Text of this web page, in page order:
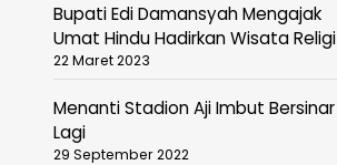
Bupati Edi Damansyah Mengajak
Umat Hindu Hadirkan Wisata Religi
22 Maret 2023
Menanti Stadion Aji Imbut Bersinar
Lagi
29 September 2022